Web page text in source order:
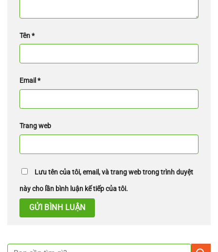
Tên*
Email *
Trang web
Lưu tên của tôi, email, và trang web trong trình duyệt
này cho lần bình luận kế tiếp của tôi.